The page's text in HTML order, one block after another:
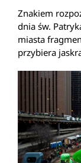
Znakiem
dnia św.
miasta
przybiera